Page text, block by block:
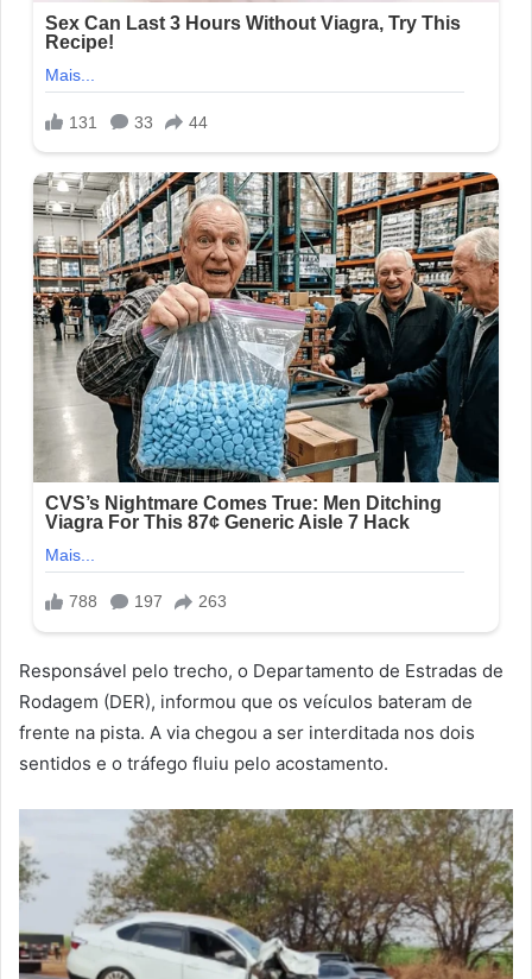
Responsável pelo trecho, o Departamento de Estradas de
Rodagem (DER), informou que os veículos bateram de
frente na pista. A via chegou a ser interditada nos dois
sentidos e o tráfego fluiu pelo acostamento.